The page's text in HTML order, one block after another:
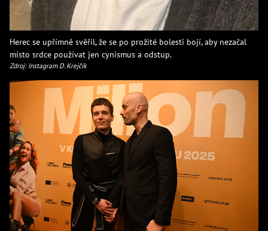
Herec se upřímně svěřil, že se po prožité bolesti bojí, aby nezačal
místo srdce používat jen cynismus a odstup.
Zdroj: Instagram D. Krejčík